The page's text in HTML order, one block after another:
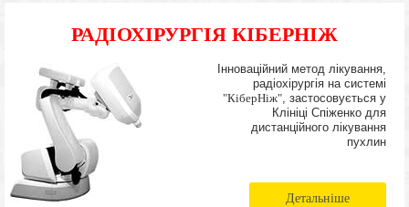
РАДІОХІРУРГІЯ КІБЕРНІЖ
Інноваційний метод лікування,
радіохірургія на системі
"КіберНіж" , застосовується у
Клініці Спіженко для
дистанційного лікування
пухлин
Детальніше